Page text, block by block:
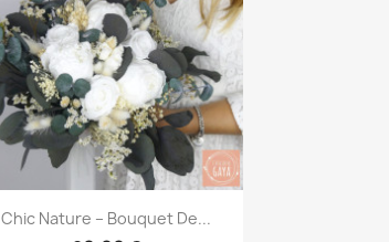
Aperçu rapide
Chic Nature – Bouquet De...